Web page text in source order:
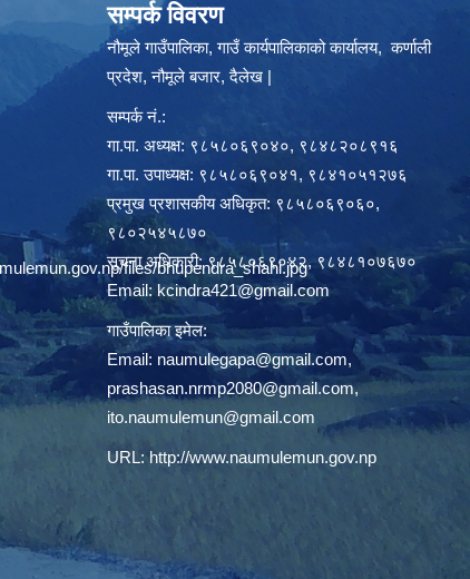
files/bhupendra_shahi.jpg
सम्पर्क विवरण
नौमूले गाउँपालिका, गाउँ कार्यपालिकाको कार्यालय, कर्णाली
प्रदेश, नौमूले बजार, दैलेख |
सम्पर्क नं.:
गा.पा. अध्यक्ष: ९८५८०६९०४०, ९८४८२०८९१६
गा.पा. उपाध्यक्ष: ९८५८०६९०४१, ९८४१०५१२७६
प्रमुख प्रशासकीय अधिकृत: ९८५८०६९०६०,
९८०२५४५८७०
सूचना अधिकारी: ९८५८०६९०४२, ९८४८१०७६७०
Email:kcindra421@gmail.com
गाउँपालिका इमेल:
Email: naumulegapa@gmail.com,
prashasan.nrmp2080@gmail.com,
ito.naumulemun@gmail.com
URL:http://www.naumulemun.gov.np